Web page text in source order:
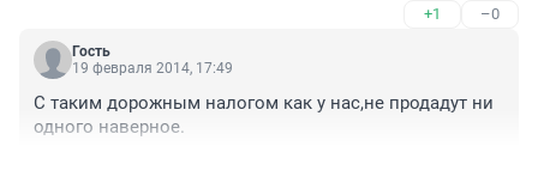
+1 –0
Гость
19 февраля 2014, 17:49
С таким дорожным налогом как у нас,не продадут ни
одного наверное.